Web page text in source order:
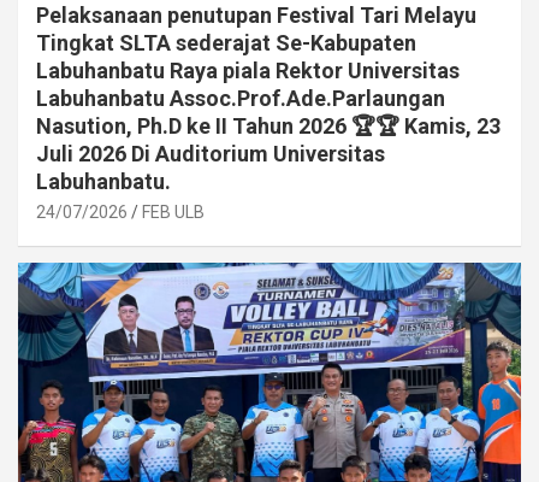
Pelaksanaan penutupan Festival Tari Melayu
Tingkat SLTA sederajat Se-Kabupaten
Labuhanbatu Raya piala Rektor Universitas
Labuhanbatu Assoc.Prof.Ade.Parlaungan
Nasution, Ph.D ke II Tahun 2026 🏆🏆 Kamis, 23
Juli 2026 Di Auditorium Universitas
Labuhanbatu.
24/07/2026 FEB ULB